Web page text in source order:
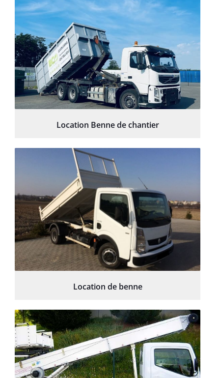
Location Benne de chantier
Location de benne